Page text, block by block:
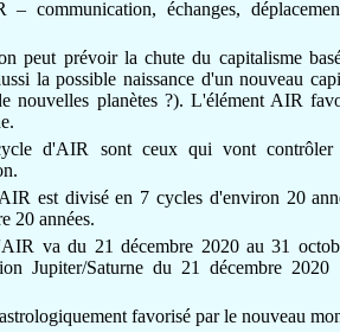
communication, échanges,
peut prévoir la chute du capitalisme
la possible naissance d'un nouveau
nouvelles planètes ?). L'élément AIR
d'AIR sont ceux qui vont contrôler
est divisé en 7 cycles d'environ 20
20 années.
va du 21 décembre 2020 au 31
Jupiter/Saturne du 21 décembre
favorisé par le nouveau